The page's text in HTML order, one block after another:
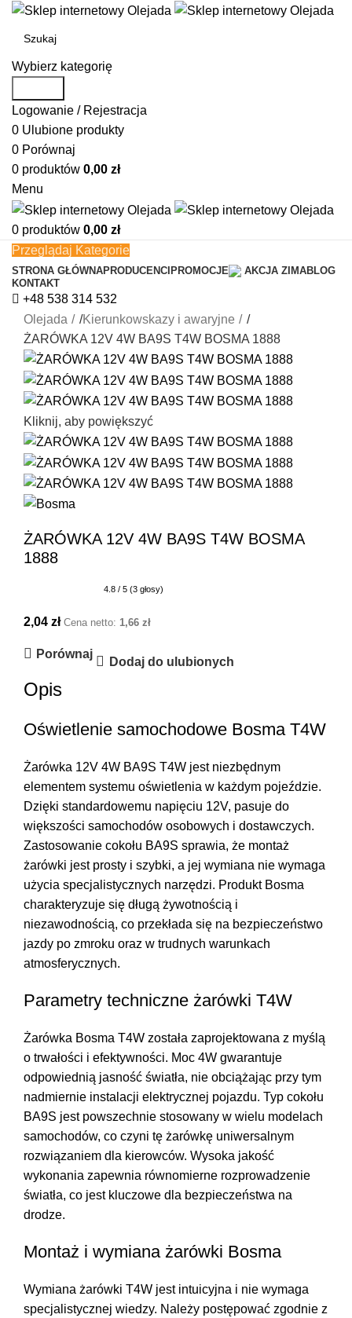
Wybierz kategorię
Logowanie / Rejestracja
0 Ulubione produkty
0 Porównaj
0 produktów 0,00 zł
Menu
0 produktów 0,00 zł
Przeglądaj Kategorie
STRONA GŁÓWNAPRODUCENCIPROMOCJE AKCJA ZIMABLOG
KONTAKT
+48 538 314 532
Olejada
/Kierunkowskazy i awaryjne
/
ŻARÓWKA 12V 4W BA9S T4W BOSMA 1888
Kliknij, aby powiększyć
ŻARÓWKA 12V 4W BA9S T4W BOSMA
1888
4.8 / 5 (3 głosy)
2,04 zł Cena netto: 1,66 zł
Porównaj
Dodaj do ulubionych
Opis
Oświetlenie samochodowe Bosma T4W
Żarówka 12V 4W BA9S T4W jest niezbędnym
elementem systemu oświetlenia w każdym pojeździe.
Dzięki standardowemu napięciu 12V, pasuje do
większości samochodów osobowych i dostawczych.
Zastosowanie cokołu BA9S sprawia, że montaż
żarówki jest prosty i szybki, a jej wymiana nie wymaga
użycia specjalistycznych narzędzi. Produkt Bosma
charakteryzuje się długą żywotnością i
niezawodnością, co przekłada się na bezpieczeństwo
jazdy po zmroku oraz w trudnych warunkach
atmosferycznych.
Parametry techniczne żarówki T4W
Żarówka Bosma T4W została zaprojektowana z myślą
o trwałości i efektywności. Moc 4W gwarantuje
odpowiednią jasność światła, nie obciążając przy tym
nadmiernie instalacji elektrycznej pojazdu. Typ cokołu
BA9S jest powszechnie stosowany w wielu modelach
samochodów, co czyni tę żarówkę uniwersalnym
rozwiązaniem dla kierowców. Wysoka jakość
wykonania zapewnia równomierne rozprowadzenie
światła, co jest kluczowe dla bezpieczeństwa na
drodze.
Montaż i wymiana żarówki Bosma
Wymiana żarówki T4W jest intuicyjna i nie wymaga
specjalistycznej wiedzy. Należy postępować zgodnie z